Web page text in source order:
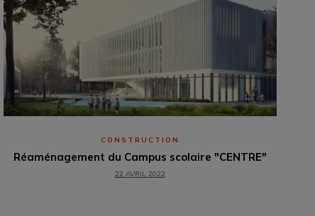
CONSTRUCTION
Réaménagement du Campus scolaire "CENTRE"
22 AVRIL 2022